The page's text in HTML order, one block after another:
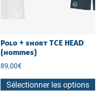
Polo + short TCE HEAD
(hommes)
89,00€
Sélectionner les options